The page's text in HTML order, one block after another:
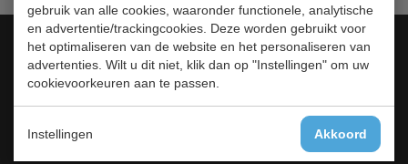
gebruik van alle cookies, waaronder functionele, analytische
en advertentie/trackingcookies. Deze worden gebruikt voor
het optimaliseren van de website en het personaliseren van
advertenties. Wilt u dit niet, klik dan op "Instellingen" om uw
cookievoorkeuren aan te passen.
Instellingen Akkoord
Categorieën
Barkoeling
Drop-In